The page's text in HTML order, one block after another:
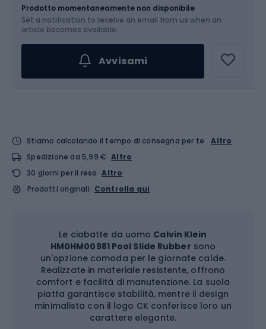
Scegli un'opzione...
Prodotto momentaneamente non disponibile
Set a notification to receive an email from us when an
article becomes available.
Avvisami
Stiamo calcolando il tempo di consegna per te
Altro
Spedizione da 5,99 € Altro
30 giorni per il reso Altro
Prodotti originali Controlla qui
Le ciabatte da uomo Calvin Klein
HM0HM00981 Pool Slide Rubber sono
un'opzione comoda per le giornate calde.
Realizzate in materiale resistente, offrono
comfort e facilità di manutenzione. La suola
piatta garantisce stabilità, mentre il design
minimalista con il logo CK conferisce loro un
carattere elegante.